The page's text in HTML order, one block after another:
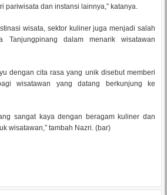
pariwisata dan instansi lainnya,” katanya.
wisata, sektor kuliner juga menjadi salah
Tanjungpinang dalam menarik wisatawan
dengan cita rasa yang unik disebut memberi
wisatawan yang datang berkunjung ke
sangat kaya dengan beragam kuliner dan
wisatawan,” tambah Nazri. (bar)